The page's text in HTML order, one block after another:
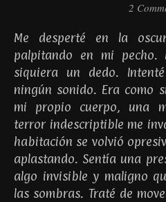
2
Me desperté en la oscuridad, con el corazón
palpitando en mi pecho.
siquiera un dedo.
ningún sonido. Era como
mi propio cuerpo, una
terror indescriptible me
habitación se volvió
aplastando. Sentía una
algo invisible y maligno
las sombras. Traté de